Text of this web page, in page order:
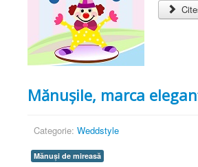
Mănușile, marca
Categorie: Weddstyle
Mănuși de mireasă